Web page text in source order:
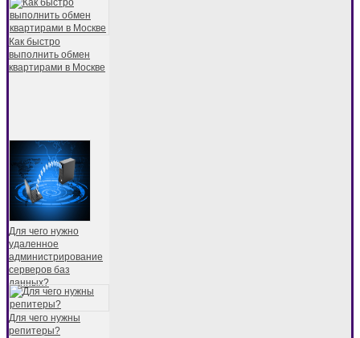
Как быстро
выполнить обмен
квартирами в Москве
Для чего нужно
удаленное
администрирование
серверов баз
данных?
Для чего нужны
репитеры?